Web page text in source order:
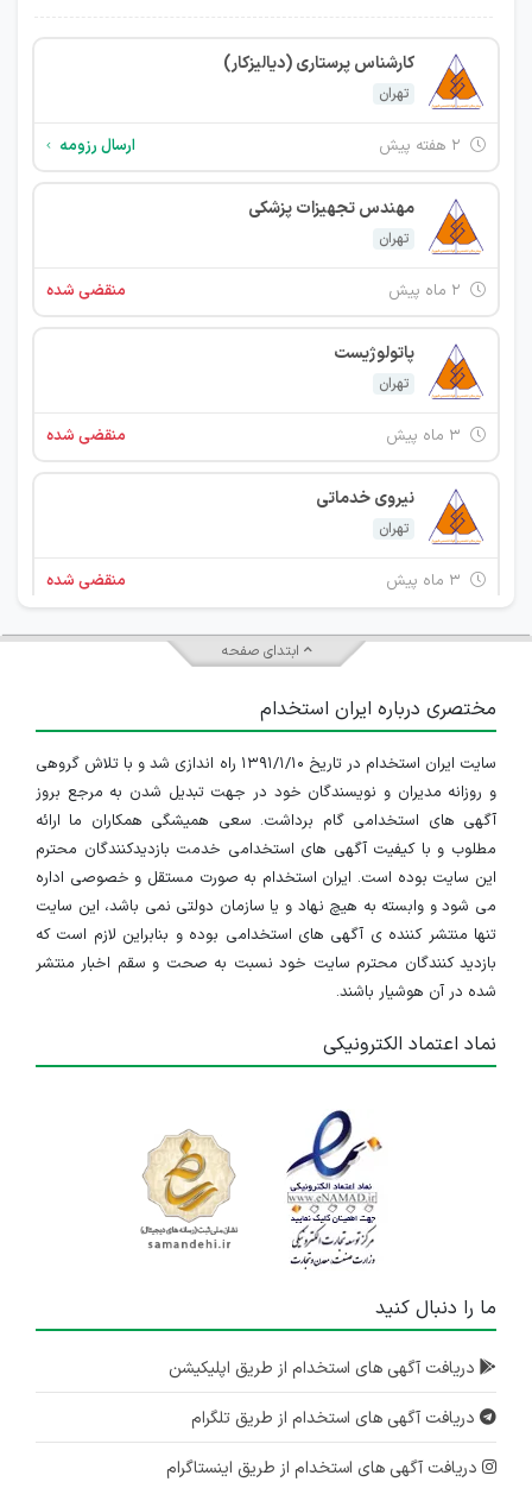
کارشناس پرستاری (دیالیزکار)
تهران
ارسال رزومه
مهندس تجهیزات پزشکی
تهران
منقضی شده
پاتولوژيست
تهران
منقضی شده
نیروی خدماتی
تهران
منقضی شده
راننده آمبولانس
۳ ماه پیش منقضی شده
نیروی خدمات آشپزخانه
تهران
۳ ماه پیش منقضی شده
کارشناس بیهوشی
تهران
کارشناس پرستاری (دیالیزکار)
۵ ماه پیش
سوپروایزر بخش رادیولوژی و سونوگرافی
تهران
ابتدای صفحه
مختصری درباره ایران استخدام
سایت ایران استخدام در تاریخ ۱۳۹۱/۱/۱۰ راه اندازی شد و با تلاش گروهی
و روزانه مدیران و نویسندگان خود در جهت تبدیل شدن به مرجع بروز
آگهی های استخدامی گام برداشت. سعی همیشگی همکاران ما ارائه
مطلوب و با کیفیت آگهی های استخدامی خدمت بازدیدکنندگان محترم
این سایت بوده است. ایران استخدام به صورت مستقل و خصوصی اداره
می شود و وابسته به هیچ نهاد و یا سازمان دولتی نمی باشد، این سایت
تنها منتشر کننده ی آگهی های استخدامی بوده و بنابراین لازم است که
بازدید کنندگان محترم سایت خود نسبت به صحت و سقم اخبار منتشر
شده در آن هوشیار باشند.
نماد اعتماد الکترونیکی
ما را دنبال کنید
دریافت آگهی های استخدام از طریق اپلیکیشن
دریافت آگهی های استخدام از طریق تلگرام
دریافت آگهی های استخدام از طریق اینستاگرام